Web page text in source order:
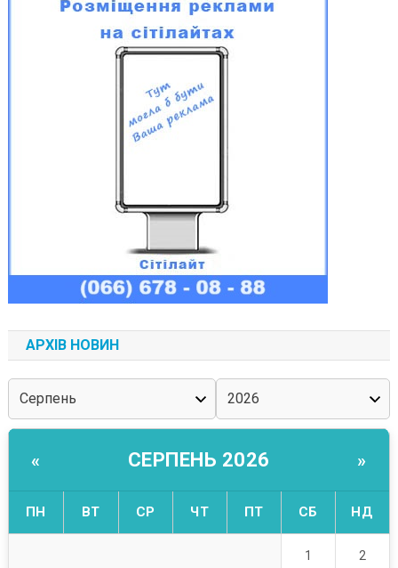
АРХІВ НОВИН
« СЕРПЕНЬ 2026 »
ПН ВТ СР ЧТ ПТ СБ НД
1 2